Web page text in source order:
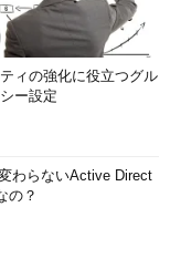
ィの強化に役立つグル
ー設定
わらないActive Direct
の？